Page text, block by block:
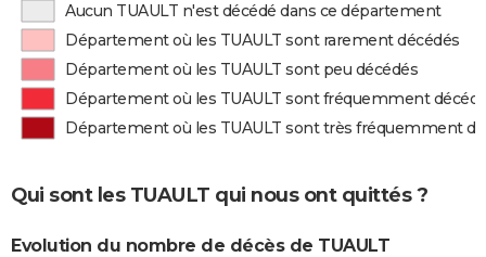
Aucun TUAULT n'est décédé dans ce département
Département où les TUAULT sont rarement décédés
Département où les TUAULT sont peu décédés
Département où les TUAULT sont fréquemment
Département où les TUAULT sont très fréquemment
Qui sont les TUAULT qui nous ont quittés ?
Evolution du nombre de décès de TUAULT